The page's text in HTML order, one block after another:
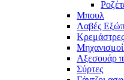
Μπουλ
Λαβές
Αξεσουάρ
Σύρτες